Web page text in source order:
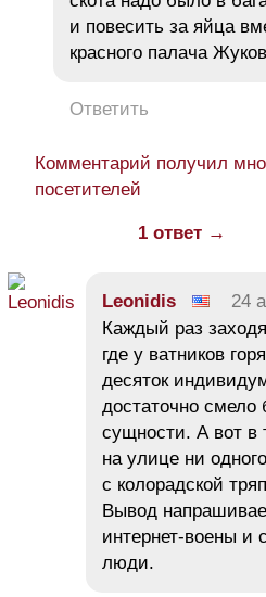
и повесить за яйца
красного палача
Ответить
Комментарий получил
посетителей
1 ответ →
Leonidis 24
Каждый раз
где у ватников
десяток
достаточно смело
сущности. А вот в
на улице ни
с колорадской
Вывод
интернет-воены и
люди.